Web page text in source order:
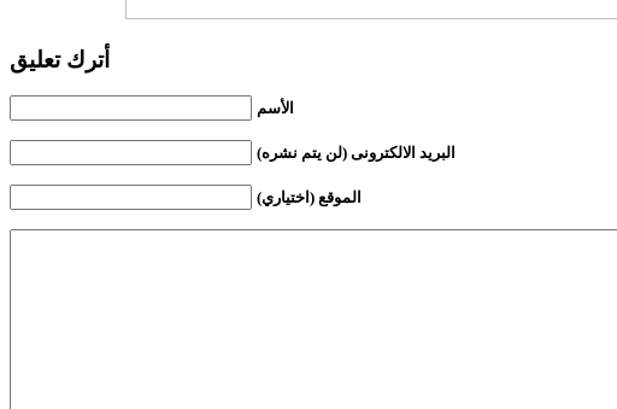
أترك تعليق
الأسم
البريد الالكترونى (لن يتم نشره)
الموقع (اختياري)